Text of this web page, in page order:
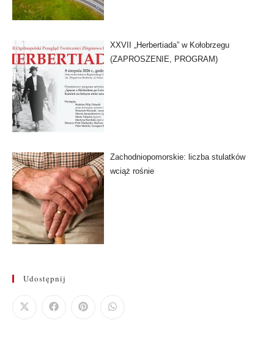
XXVII „Herbertiada” w Kołobrzegu
(ZAPROSZENIE, PROGRAM)
Zachodniopomorskie: liczba stulatków
wciąż rośnie
Udostępnij